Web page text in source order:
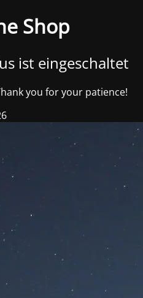
Shop
ist eingeschaltet
you for your patience!